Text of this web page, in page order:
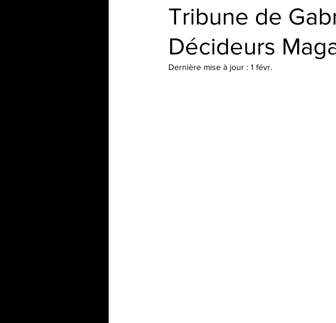
Tribune de
Décideurs
Dernière mise à jour : 1 févr.